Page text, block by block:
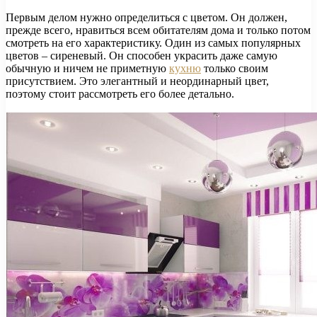
Первым делом нужно определиться с цветом. Он должен,
прежде всего, нравиться всем обитателям дома и только потом
смотреть на его характеристику. Один из самых популярных
цветов – сиреневый. Он способен украсить даже самую
обычную и ничем не приметную кухню только своим
присутствием. Это элегантный и неординарный цвет,
поэтому стоит рассмотреть его более детально.